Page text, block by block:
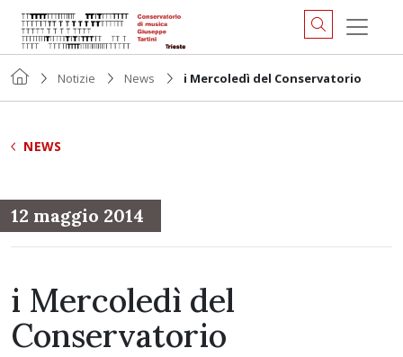
Notizie News i Mercoledì del Conservatorio
NEWS
12 maggio 2014
i Mercoledì del
Conservatorio